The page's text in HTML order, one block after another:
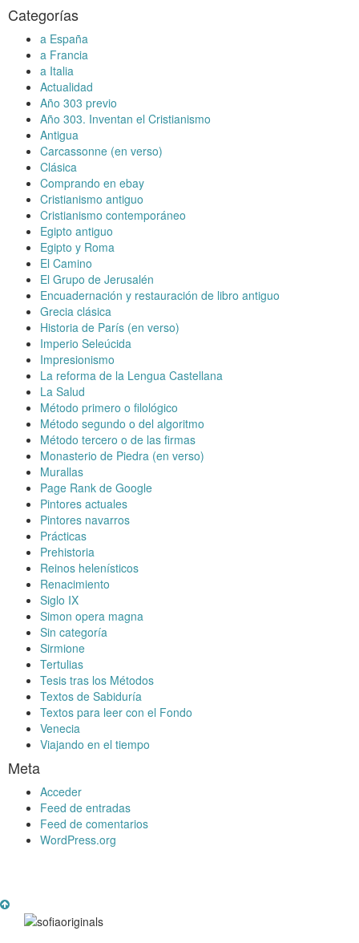
Categorías
a España
a Francia
a Italia
Actualidad
Año 303 previo
Año 303. Inventan el Cristianismo
Antigua
Carcassonne (en verso)
Clásica
Comprando en ebay
Cristianismo antiguo
Cristianismo contemporáneo
Egipto antiguo
Egipto y Roma
El Camino
El Grupo de Jerusalén
Encuadernación y restauración de libro antiguo
Grecia clásica
Historia de París (en verso)
Imperio Seleúcida
Impresionismo
La reforma de la Lengua Castellana
La Salud
Método primero o filológico
Método segundo o del algoritmo
Método tercero o de las firmas
Monasterio de Piedra (en verso)
Murallas
Page Rank de Google
Pintores actuales
Pintores navarros
Prácticas
Prehistoria
Reinos helenísticos
Renacimiento
Siglo IX
Simon opera magna
Sin categoría
Sirmione
Tertulias
Tesis tras los Métodos
Textos de Sabiduría
Textos para leer con el Fondo
Venecia
Viajando en el tiempo
Meta
Acceder
Feed de entradas
Feed de comentarios
WordPress.org